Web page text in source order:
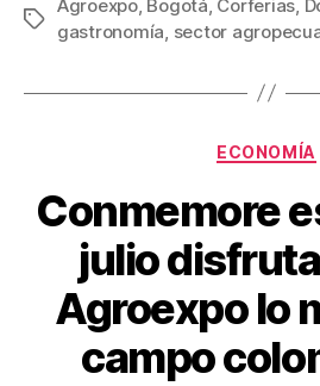
e
b
k
er
e
st
p
ar
Etiquetas
Agroexpo, Bogotá Corferias
gastronomía sector
ECONOMÍA
Conmemore
julio
Agroexpo lo
campo